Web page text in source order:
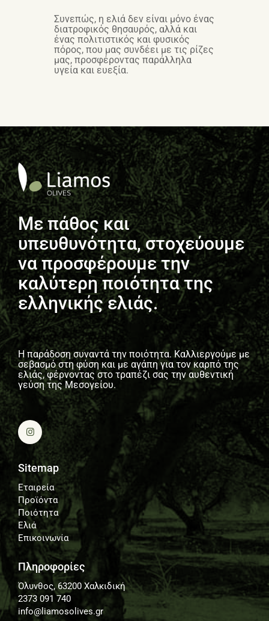
Συνεπώς, η ελιά δεν είναι μόνο ένας
διατροφικός θησαυρός, αλλά και
ένας πολιτιστικός και φυσικός
πόρος, που μας συνδέει με τις ρίζες
μας, προσφέροντας παράλληλα
υγεία και ευεξία.
Με πάθος και
υπευθυνότητα, στοχεύουμε
να προσφέρουμε την
καλύτερη ποιότητα της
ελληνικής ελιάς.
Η παράδοση συναντά την ποιότητα. Καλλιεργούμε με
σεβασμό στη φύση και με αγάπη για τον καρπό της
ελιάς, φέρνοντας στο τραπέζι σας την αυθεντική
γεύση της Μεσογείου.
Sitemap
Εταιρεία
Προϊόντα
Ποιότητα
Ελιά
Επικοινωνία
Πληροφορίες
Όλυνθος, 63200 Χαλκιδική
2373 091 740
info@liamosolives.gr